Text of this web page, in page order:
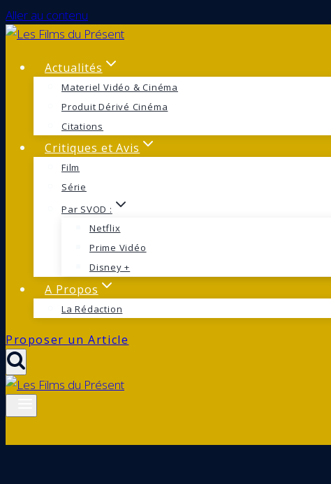
Aller au contenu
Actualités
Materiel Vidéo & Cinéma
Produit Dérivé Cinéma
Citations
Critiques et Avis
Film
Série
Par SVOD :
Netflix
Prime Vidéo
Disney +
A Propos
La Rédaction
Proposer un Article